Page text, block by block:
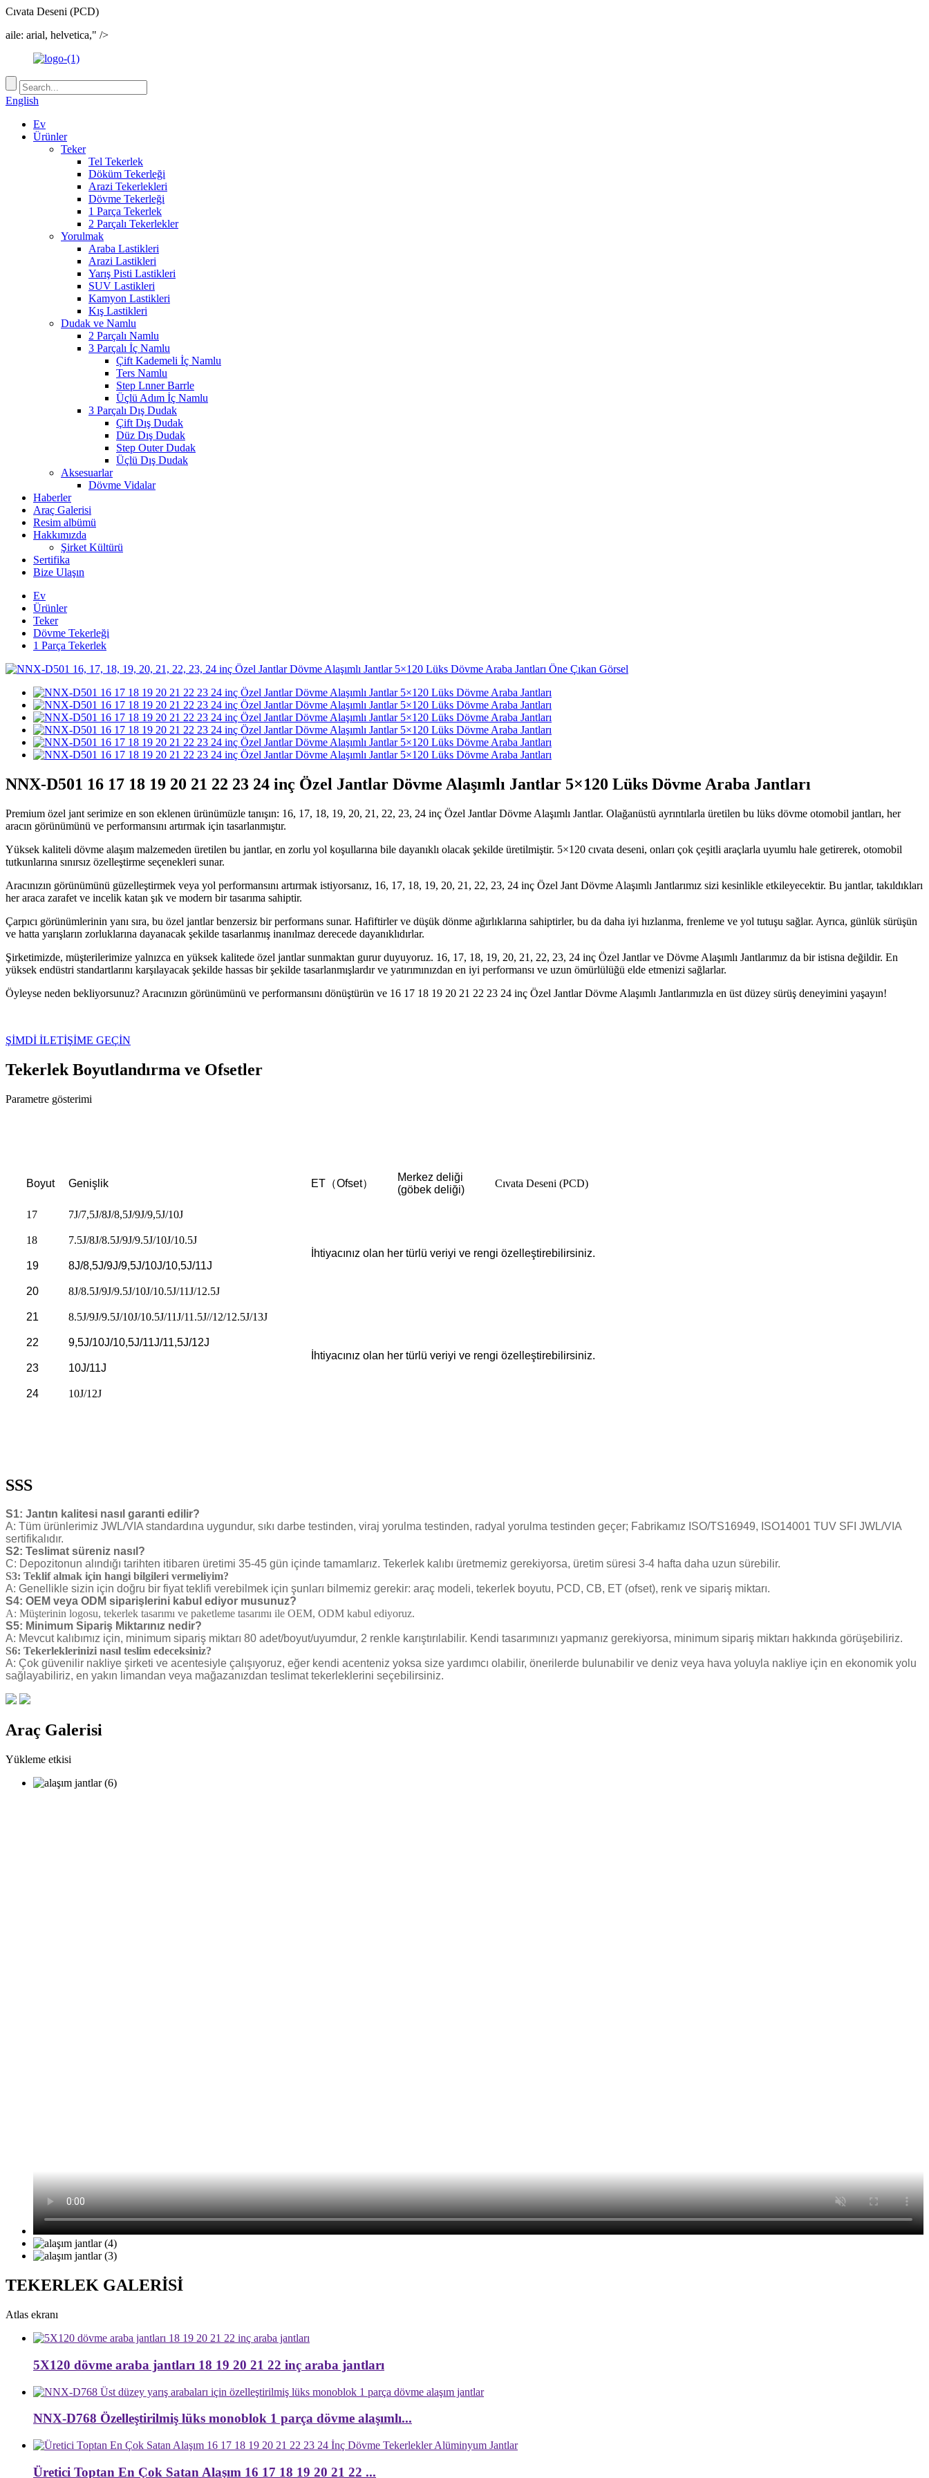
Cıvata Deseni (PCD)
aile: arial, helvetica," />
English
Ev
Ürünler
Teker
Tel Tekerlek
Döküm Tekerleği
Arazi Tekerlekleri
Dövme Tekerleği
1 Parça Tekerlek
2 Parçalı Tekerlekler
Yorulmak
Araba Lastikleri
Arazi Lastikleri
Yarış Pisti Lastikleri
SUV Lastikleri
Kamyon Lastikleri
Kış Lastikleri
Dudak ve Namlu
2 Parçalı Namlu
3 Parçalı İç Namlu
Çift Kademeli İç Namlu
Ters Namlu
Step Lnner Barrle
Üçlü Adım İç Namlu
3 Parçalı Dış Dudak
Çift Dış Dudak
Düz Dış Dudak
Step Outer Dudak
Üçlü Dış Dudak
Aksesuarlar
Dövme Vidalar
Haberler
Araç Galerisi
Resim albümü
Hakkımızda
Şirket Kültürü
Sertifika
Bize Ulaşın
Ev
Ürünler
Teker
Dövme Tekerleği
1 Parça Tekerlek
NNX-D501 16 17 18 19 20 21 22 23 24 inç Özel Jantlar Dövme Alaşımlı Jantlar 5×120 Lüks Dövme Araba Jantları
Premium özel jant serimize en son eklenen ürünümüzle tanışın: 16, 17, 18, 19, 20, 21, 22, 23, 24 inç Özel Jantlar Dövme Alaşımlı Jantlar. Olağanüstü ayrıntılarla üretilen bu lüks dövme otomobil jantları, her
aracın görünümünü ve performansını artırmak için tasarlanmıştır.
Yüksek kaliteli dövme alaşım malzemeden üretilen bu jantlar, en zorlu yol koşullarına bile dayanıklı olacak şekilde üretilmiştir. 5×120 cıvata deseni, onları çok çeşitli araçlarla uyumlu hale getirerek, otomobil
tutkunlarına sınırsız özelleştirme seçenekleri sunar.
Aracınızın görünümünü güzelleştirmek veya yol performansını artırmak istiyorsanız, 16, 17, 18, 19, 20, 21, 22, 23, 24 inç Özel Jant Dövme Alaşımlı Jantlarımız sizi kesinlikle etkileyecektir. Bu jantlar, takıldıkları
her araca zarafet ve incelik katan şık ve modern bir tasarıma sahiptir.
Çarpıcı görünümlerinin yanı sıra, bu özel jantlar benzersiz bir performans sunar. Hafiftirler ve düşük dönme ağırlıklarına sahiptirler, bu da daha iyi hızlanma, frenleme ve yol tutuşu sağlar. Ayrıca, günlük sürüşün
ve hatta yarışların zorluklarına dayanacak şekilde tasarlanmış inanılmaz derecede dayanıklıdırlar.
Şirketimizde, müşterilerimize yalnızca en yüksek kalitede özel jantlar sunmaktan gurur duyuyoruz. 16, 17, 18, 19, 20, 21, 22, 23, 24 inç Özel Jantlar ve Dövme Alaşımlı Jantlarımız da bir istisna değildir. En
yüksek endüstri standartlarını karşılayacak şekilde hassas bir şekilde tasarlanmışlardır ve yatırımınızdan en iyi performansı ve uzun ömürlülüğü elde etmenizi sağlarlar.
Öyleyse neden bekliyorsunuz? Aracınızın görünümünü ve performansını dönüştürün ve 16 17 18 19 20 21 22 23 24 inç Özel Jantlar Dövme Alaşımlı Jantlarımızla en üst düzey sürüş deneyimini yaşayın!
ŞİMDİ İLETİŞİME GEÇİN
Tekerlek Boyutlandırma ve Ofsetler
Parametre gösterimi
Boyut Genişlik ET（Ofset）
Merkez deliği
(göbek deliği)
Cıvata Deseni (PCD)
17 7J/7,5J/8J/8,5J/9J/9,5J/10J
İhtiyacınız olan her türlü veriyi ve rengi özelleştirebilirsiniz.
18 7.5J/8J/8.5J/9J/9.5J/10J/10.5J
19 8J/8,5J/9J/9,5J/10J/10,5J/11J
20 8J/8.5J/9J/9.5J/10J/10.5J/11J/12.5J
21 8.5J/9J/9.5J/10J/10.5J/11J/11.5J//12/12.5J/13J
İhtiyacınız olan her türlü veriyi ve rengi özelleştirebilirsiniz.
22 9,5J/10J/10,5J/11J/11,5J/12J
23 10J/11J
24 10J/12J
SSS
S1: Jantın kalitesi nasıl garanti edilir?
A: Tüm ürünlerimiz JWL/VIA standardına uygundur, sıkı darbe testinden, viraj yorulma testinden, radyal yorulma testinden geçer; Fabrikamız ISO/TS16949, ISO14001 TUV SFI JWL/VIA
sertifikalıdır.
S2: Teslimat süreniz nasıl?
C: Depozitonun alındığı tarihten itibaren üretimi 35-45 gün içinde tamamlarız. Tekerlek kalıbı üretmemiz gerekiyorsa, üretim süresi 3-4 hafta daha uzun sürebilir.
S3: Teklif almak için hangi bilgileri vermeliyim?
A: Genellikle sizin için doğru bir fiyat teklifi verebilmek için şunları bilmemiz gerekir: araç modeli, tekerlek boyutu, PCD, CB, ET (ofset), renk ve sipariş miktarı.
S4: OEM veya ODM siparişlerini kabul ediyor musunuz?
A: Müşterinin logosu, tekerlek tasarımı ve paketleme tasarımı ile OEM, ODM kabul ediyoruz.
S5: Minimum Sipariş Miktarınız nedir?
A: Mevcut kalıbımız için, minimum sipariş miktarı 80 adet/boyut/uyumdur, 2 renkle karıştırılabilir. Kendi tasarımınızı yapmanız gerekiyorsa, minimum sipariş miktarı hakkında görüşebiliriz.
S6: Tekerleklerinizi nasıl teslim edeceksiniz?
A: Çok güvenilir nakliye şirketi ve acentesiyle çalışıyoruz, eğer kendi acenteniz yoksa size yardımcı olabilir, önerilerde bulunabilir ve deniz veya hava yoluyla nakliye için en ekonomik yolu
sağlayabiliriz, en yakın limandan veya mağazanızdan teslimat tekerleklerini seçebilirsiniz.
Araç Galerisi
Yükleme etkisi
TEKERLEK GALERİSİ
Atlas ekranı
5X120 dövme araba jantları 18 19 20 21 22 inç araba jantları
NNX-D768 Özelleştirilmiş lüks monoblok 1 parça dövme alaşımlı...
Üretici Toptan En Çok Satan Alaşım 16 17 18 19 20 21 22 ...